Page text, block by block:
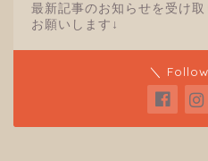
最新記事のお知らせを受け
お願いします↓
＼